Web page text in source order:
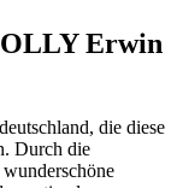
Erwin
die diese
Durch die